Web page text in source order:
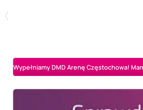
Wypełniamy DMD Arenę Częstochowa!